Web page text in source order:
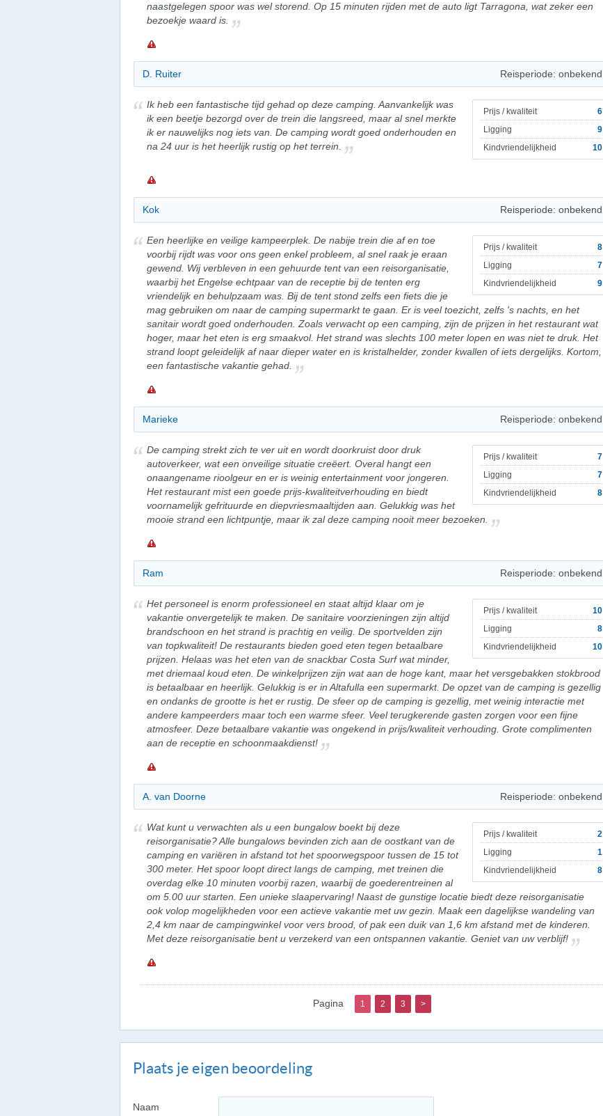
naastgelegen spoor was wel storend. Op 15 minuten rijden met de auto ligt Tarragona, wat zeker een
bezoekje waard is.
D. Ruiter Reisperiode: onbekend
Prijs / kwaliteit
6
Ligging
9
Kindvriendelijkheid
10
Ik heb een fantastische tijd gehad op deze camping. Aanvankelijk was
ik een beetje bezorgd over de trein die langsreed, maar al snel merkte
ik er nauwelijks nog iets van. De camping wordt goed onderhouden en
na 24 uur is het heerlijk rustig op het terrein.
Kok Reisperiode: onbekend
Prijs / kwaliteit
8
Ligging
7
Kindvriendelijkheid
9
Een heerlijke en veilige kampeerplek. De nabije trein die af en toe
voorbij rijdt was voor ons geen enkel probleem, al snel raak je eraan
gewend. Wij verbleven in een gehuurde tent van een reisorganisatie,
waarbij het Engelse echtpaar van de receptie bij de tenten erg
vriendelijk en behulpzaam was. Bij de tent stond zelfs een fiets die je
mag gebruiken om naar de camping supermarkt te gaan. Er is veel toezicht, zelfs 's nachts, en het
sanitair wordt goed onderhouden. Zoals verwacht op een camping, zijn de prijzen in het restaurant wat
hoger, maar het eten is erg smaakvol. Het strand was slechts 100 meter lopen en was niet te druk. Het
strand loopt geleidelijk af naar dieper water en is kristalhelder, zonder kwallen of iets dergelijks. Kortom,
een fantastische vakantie gehad.
Marieke Reisperiode: onbekend
Prijs / kwaliteit
7
Ligging
7
Kindvriendelijkheid
8
De camping strekt zich te ver uit en wordt doorkruist door druk
autoverkeer, wat een onveilige situatie creëert. Overal hangt een
onaangename rioolgeur en er is weinig entertainment voor jongeren.
Het restaurant mist een goede prijs-kwaliteitverhouding en biedt
voornamelijk gefrituurde en diepvriesmaaltijden aan. Gelukkig was het
mooie strand een lichtpuntje, maar ik zal deze camping nooit meer bezoeken.
Ram Reisperiode: onbekend
Prijs / kwaliteit
10
Ligging
8
Kindvriendelijkheid
10
Het personeel is enorm professioneel en staat altijd klaar om je
vakantie onvergetelijk te maken. De sanitaire voorzieningen zijn altijd
brandschoon en het strand is prachtig en veilig. De sportvelden zijn
van topkwaliteit! De restaurants bieden goed eten tegen betaalbare
prijzen. Helaas was het eten van de snackbar Costa Surf wat minder,
met driemaal koud eten. De winkelprijzen zijn wat aan de hoge kant, maar het versgebakken stokbrood
is betaalbaar en heerlijk. Gelukkig is er in Altafulla een supermarkt. De opzet van de camping is gezellig
en ondanks de grootte is het er rustig. De sfeer op de camping is gezellig, met weinig interactie met
andere kampeerders maar toch een warme sfeer. Veel terugkerende gasten zorgen voor een fijne
atmosfeer. Deze betaalbare vakantie was ongekend in prijs/kwaliteit verhouding. Grote complimenten
aan de receptie en schoonmaakdienst!
A. van Doorne Reisperiode: onbekend
Prijs / kwaliteit
2
Ligging
1
Kindvriendelijkheid
8
Wat kunt u verwachten als u een bungalow boekt bij deze
reisorganisatie? Alle bungalows bevinden zich aan de oostkant van de
camping en variëren in afstand tot het spoorwegspoor tussen de 15 tot
300 meter. Het spoor loopt direct langs de camping, met treinen die
overdag elke 10 minuten voorbij razen, waarbij de goederentreinen al
om 5.00 uur starten. Een unieke slaapervaring! Naast de gunstige locatie biedt deze reisorganisatie
ook volop mogelijkheden voor een actieve vakantie met uw gezin. Maak een dagelijkse wandeling van
2,4 km naar de campingwinkel voor vers brood, of pak een duik van 1,6 km afstand met de kinderen.
Met deze reisorganisatie bent u verzekerd van een ontspannen vakantie. Geniet van uw verblijf!
Pagina 1 2 3 >
Plaats je eigen beoordeling
Naam